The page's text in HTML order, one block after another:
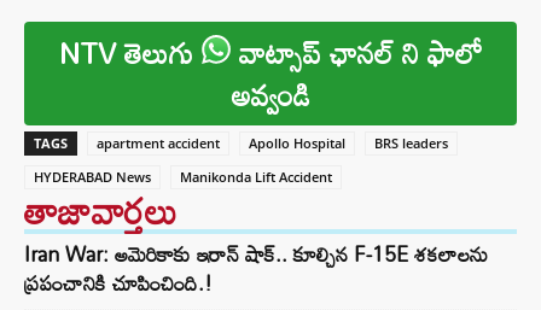
NTV తెలుగు వాట్సాప్ ఛానల్ ని ఫాలో
అవ్వండి
TAGS apartment accident Apollo Hospital
BRS leaders
HYDERABAD News
Manikonda Lift Accident
తాజావార్తలు
Iran War: అమెరికాకు ఇరాన్ షాక్.. కూల్చిన F-15E శకలాలను
ప్రపంచానికి చూపించింది.!